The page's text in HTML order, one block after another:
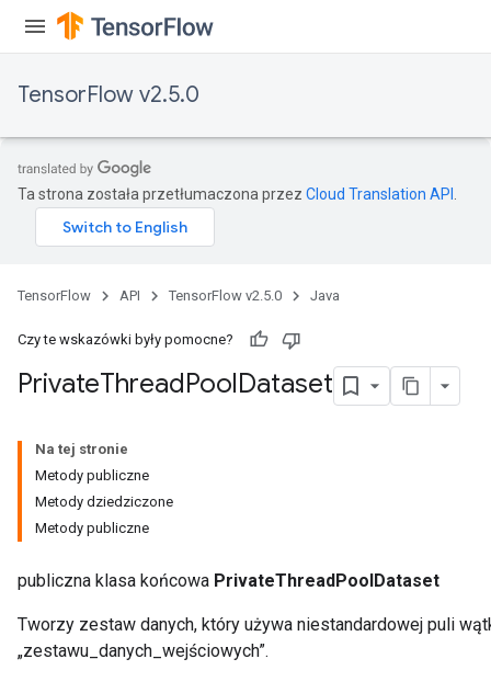
TensorFlow v2.5.0
Ta strona została przetłumaczona przez Cloud Translation API
TensorFlow API TensorFlow v2.5.0 Java
Czy te wskazówki były pomocne?
PrivateThreadPoolDataset
Na tej stronie
Metody publiczne
Metody dziedziczone
Metody publiczne
publiczna klasa końcowa PrivateThreadPoolDataset
Tworzy zestaw danych, który używa niestandardowej puli
„zestawu_danych_wejściowych”.